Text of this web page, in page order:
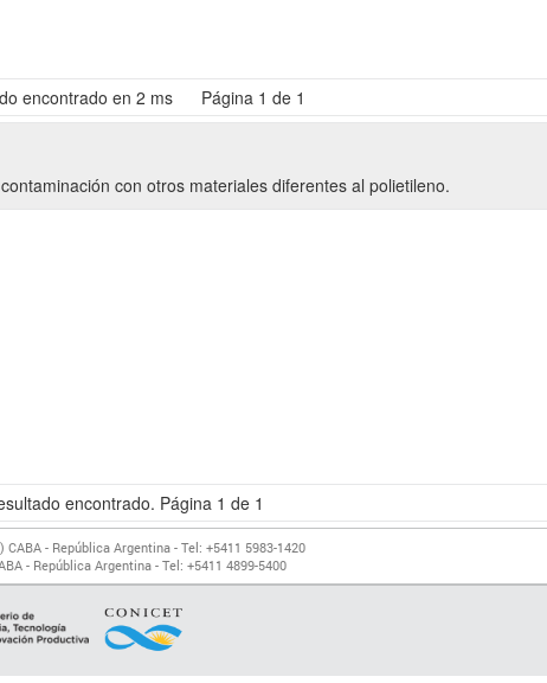
encontrado en 2 ms Página 1 de 1
con otros materiales diferentes al polietileno.
encontrado. Página 1 de 1
- República Argentina - Tel: +5411 5983-1420
- República Argentina - Tel: +5411 4899-5400